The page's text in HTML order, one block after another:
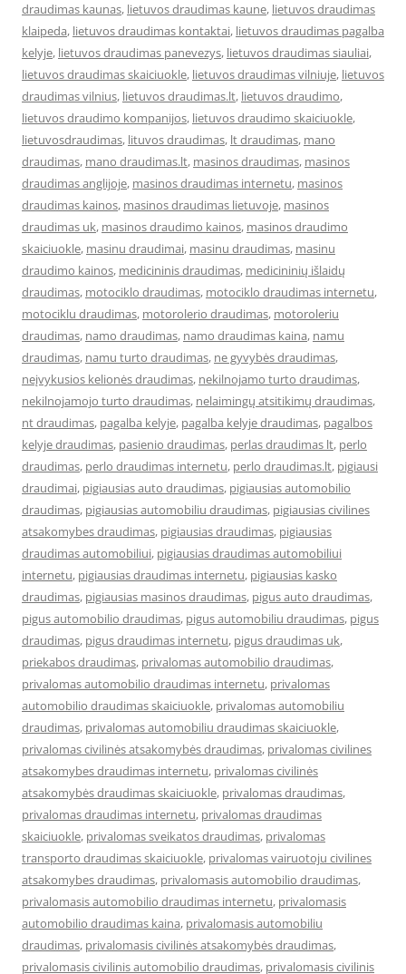
draudimas kaunas, lietuvos draudimas kaune, lietuvos draudimas
klaipeda, lietuvos draudimas kontaktai, lietuvos draudimas pagalba
kelyje, lietuvos draudimas panevezys, lietuvos draudimas siauliai,
lietuvos draudimas skaiciuokle, lietuvos draudimas vilniuje, lietuvos
draudimas vilnius, lietuvos draudimas.lt, lietuvos draudimo,
lietuvos draudimo kompanijos, lietuvos draudimo skaiciuokle,
lietuvosdraudimas, lituvos draudimas, lt draudimas, mano
draudimas, mano draudimas.lt, masinos draudimas, masinos
draudimas anglijoje, masinos draudimas internetu, masinos
draudimas kainos, masinos draudimas lietuvoje, masinos
draudimas uk, masinos draudimo kainos, masinos draudimo
skaiciuokle, masinu draudimai, masinu draudimas, masinu
draudimo kainos, medicininis draudimas, medicininių išlaidų
draudimas, motociklo draudimas, motociklo draudimas internetu,
motociklu draudimas, motorolerio draudimas, motoroleriu
draudimas, namo draudimas, namo draudimas kaina, namu
draudimas, namu turto draudimas, ne gyvybės draudimas,
neįvykusios kelionės draudimas, nekilnojamo turto draudimas,
nekilnojamojo turto draudimas, nelaimingų atsitikimų draudimas,
nt draudimas, pagalba kelyje, pagalba kelyje draudimas, pagalbos
kelyje draudimas, pasienio draudimas, perlas draudimas lt, perlo
draudimas, perlo draudimas internetu, perlo draudimas.lt, pigiausi
draudimai, pigiausias auto draudimas, pigiausias automobilio
draudimas, pigiausias automobiliu draudimas, pigiausias civilines
atsakomybes draudimas, pigiausias draudimas, pigiausias
draudimas automobiliui, pigiausias draudimas automobiliui
internetu, pigiausias draudimas internetu, pigiausias kasko
draudimas, pigiausias masinos draudimas, pigus auto draudimas,
pigus automobilio draudimas, pigus automobiliu draudimas, pigus
draudimas, pigus draudimas internetu, pigus draudimas uk,
priekabos draudimas, privalomas automobilio draudimas,
privalomas automobilio draudimas internetu, privalomas
automobilio draudimas skaiciuokle, privalomas automobiliu
draudimas, privalomas automobiliu draudimas skaiciuokle,
privalomas civilinės atsakomybės draudimas, privalomas civilines
atsakomybes draudimas internetu, privalomas civilinės
atsakomybės draudimas skaiciuokle, privalomas draudimas,
privalomas draudimas internetu, privalomas draudimas
skaiciuokle, privalomas sveikatos draudimas, privalomas
transporto draudimas skaiciuokle, privalomas vairuotoju civilines
atsakomybes draudimas, privalomasis automobilio draudimas,
privalomasis automobilio draudimas internetu, privalomasis
automobilio draudimas kaina, privalomasis automobiliu
draudimas, privalomasis civilinės atsakomybės draudimas,
privalomasis civilinis automobilio draudimas, privalomasis civilinis